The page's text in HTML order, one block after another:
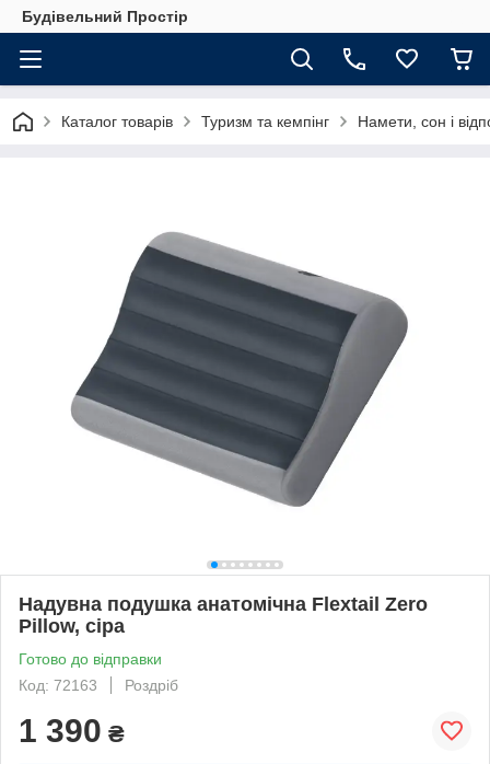
Будівельний Простір
Каталог товарів Туризм та кемпінг Намети, сон і
Надувна подушка анатомічна Flextail Zero
Pillow, сіра
Готово до відправки
Код: 72163
Роздріб
1 390 ₴